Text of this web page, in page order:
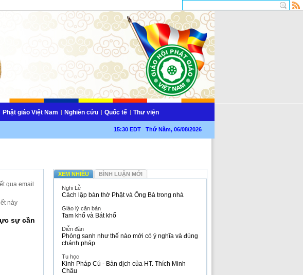
Phật giáo Việt Nam Nghiên cứu Quốc tế Thư viện
15:30 EDT Thứ Năm, 06/08/2026
qua email
này
sự cần
XEM NHIỀU BÌNH LUẬN MỚI
Nghi Lễ
Cách lập bàn thờ Phật và Ông Bà trong nhà
Giáo lý căn bản
Tam khổ và Bát khổ
Diễn đàn
Phóng sanh như thế nào mới có ý nghĩa và đúng
chánh pháp
Tu học
Kinh Pháp Cú - Bản dịch của HT. Thích Minh
Châu